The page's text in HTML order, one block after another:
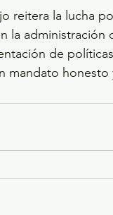
reitera la lucha
la administración
de
mandato honesto